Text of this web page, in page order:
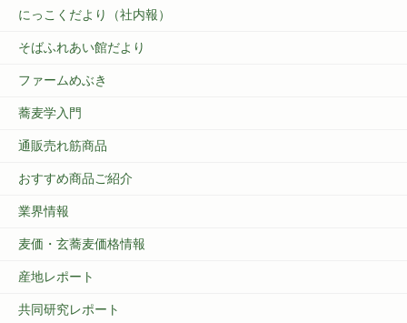
にっこくだより（社内報）
そばふれあい館だより
ファームめぶき
蕎麦学入門
通販売れ筋商品
おすすめ商品ご紹介
業界情報
麦価・玄蕎麦価格情報
産地レポート
共同研究レポート